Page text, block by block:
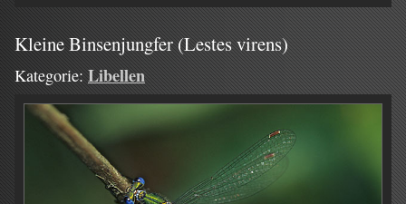
Kleine Binsenjungfer (Lestes virens)
Kategorie: Libellen